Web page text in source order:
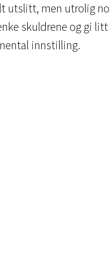
utslitt, men utrolig
skuldrene og gi
innstilling.